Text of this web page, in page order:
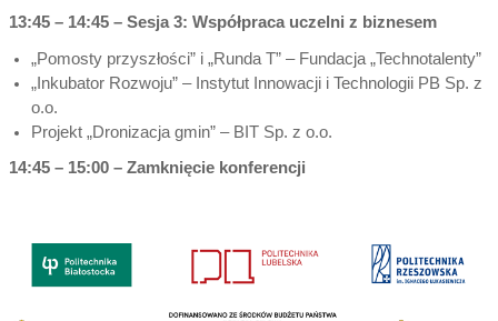
13:45 – 14:45 – Sesja 3: Współpraca uczelni z biznesem
„Pomosty przyszłości” i „Runda T” – Fundacja „Technotalenty”
„Inkubator Rozwoju” – Instytut Innowacji i Technologii PB Sp. z
o.o.
Projekt „Dronizacja gmin” – BIT Sp. z o.o.
14:45 – 15:00 – Zamknięcie konferencji